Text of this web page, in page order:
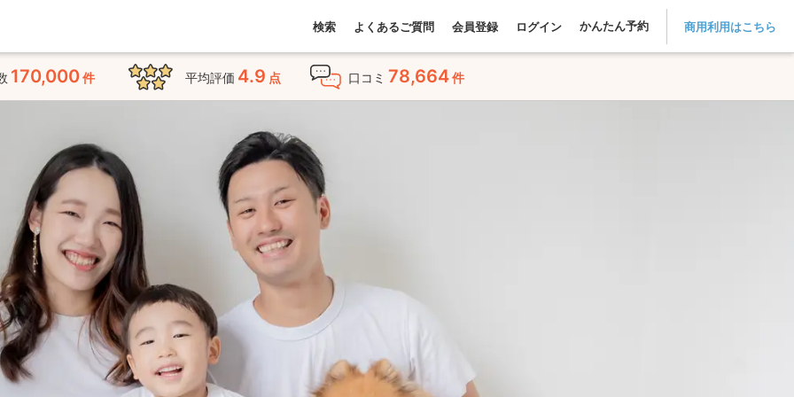
検索 よくあるご質問 会員登録 ログイン かんたん予約 商用利用はこちら
170,000件 平均評価 4.9 点 口コミ 78,664件